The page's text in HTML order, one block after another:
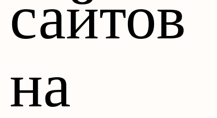
сайтов
на